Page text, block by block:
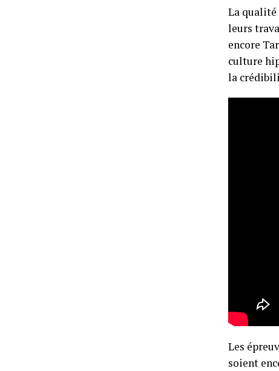
La qualité
leurs
encore
culture
la
Les
soient